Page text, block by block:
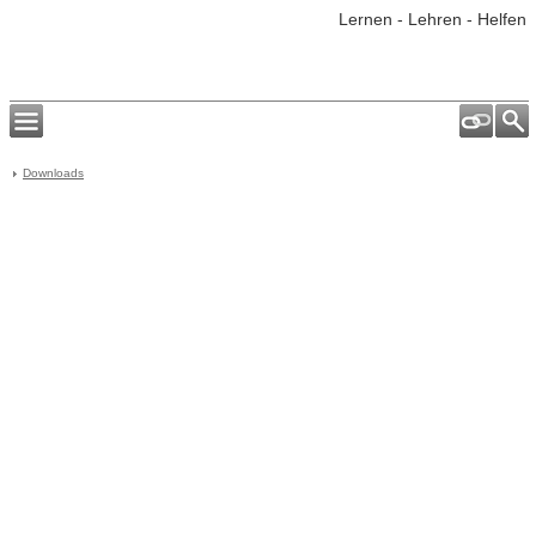
Lernen - Lehren - Helfen
Downloads